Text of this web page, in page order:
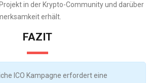
in der Krypto-Community und darüber
erhält.
FAZIT
ICO Kampagne erfordert eine